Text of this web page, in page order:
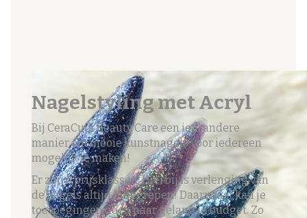
Nagelstyling met Acryl
Bij CeraCura Beauty Care een iets andere
manier om mooie kunstnagels voor iedereen
mogelijk te maken!
Er zijn 4 prijsklassen. Hierbij is verlenging van
de nagels altijd inbegrepen! Daarnaast kan je
toevoegingen doen naar gelang je budget. Zo